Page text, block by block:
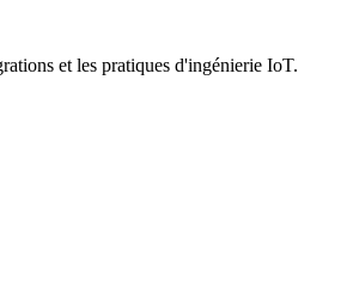
et les pratiques d'ingénierie IoT.